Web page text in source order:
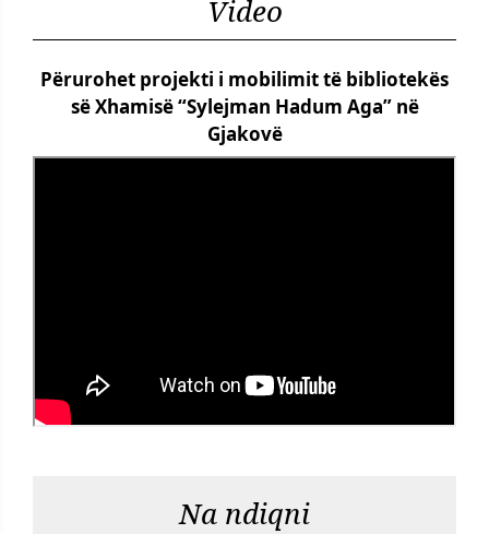
Video
Përurohet projekti i mobilimit të bibliotekës
së Xhamisë “Sylejman Hadum Aga” në
Gjakovë
Na ndiqni